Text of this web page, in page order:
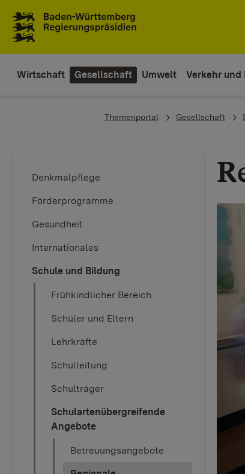
Wirtschaft Gesellschaft Umwelt Verkehr
You are here:
Themenportal Gesellschaft
Denkmalpflege
Förderprogramme
Gesundheit
Internationales
Schule und Bildung
Frühkindlicher Bereich
Schüler und Eltern
Lehrkräfte
Schulleitung
Schulträger
Schulartenübergreifende
Angebote
Betreuungsangebote